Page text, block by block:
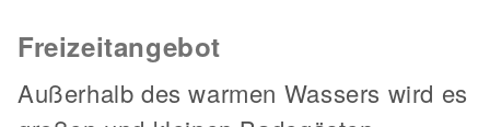
Freizeitangebot
Außerhalb des warmen Wassers wird es